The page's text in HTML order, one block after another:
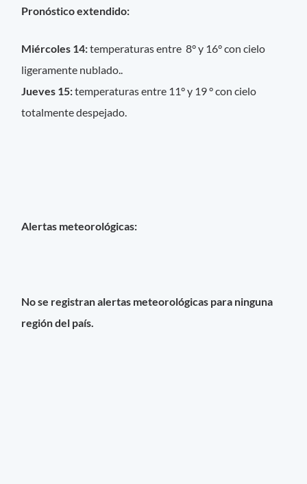
Pronóstico extendido:
Miércoles 14:temperaturas entre 8° y 16° con cielo
ligeramente nublado..
Jueves 15:temperaturas entre 11° y 19 ° con cielo
totalmente despejado.
Alertas meteorológicas:
No se registran alertas meteorológicas para ninguna
región del país.